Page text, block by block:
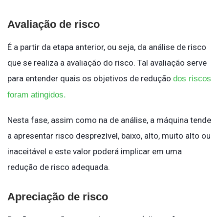
Avaliação de risco
É a partir da etapa anterior, ou seja, da análise de risco
que se realiza a avaliação do risco. Tal avaliação serve
para entender quais os objetivos de redução dos riscos
foram atingidos.
Nesta fase, assim como na de análise, a máquina tende
a apresentar risco desprezível, baixo, alto, muito alto ou
inaceitável e este valor poderá implicar em uma
redução de risco adequada.
Apreciação de risco